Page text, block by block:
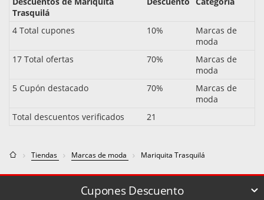
Trasquilá
4 Total cupones 10%
Marcas de
moda
17 Total ofertas
70%
Marcas de
moda
5 Cupón destacado
70%
Marcas de
moda
Total descuentos verificados
21
Tiendas Marcas de moda Mariquita Trasquilá
Cupones Descuento